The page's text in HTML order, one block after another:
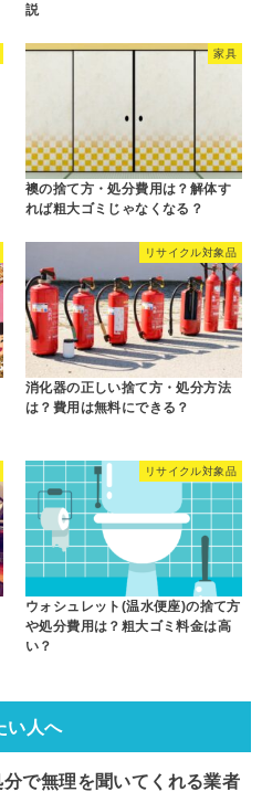
説
家具
襖の捨て方・処分費用は？解体す
れば粗大ゴミじゃなくなる？
リサイクル対象品
消化器の正しい捨て方・処分方法
は？費用は無料にできる？
リサイクル対象品
ウォシュレット(温水便座)の捨て方
や処分費用は？粗大ゴミ料金は高
い？
い人へ
分で無理を聞いてくれる業者